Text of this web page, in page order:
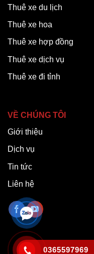
Thuê xe du lịch
Thuê xe hoa
Thuê xe hợp đồng
Thuê xe dịch vụ
Thuê xe đi tỉnh
VỀ CHÚNG TÔI
Giới thiệu
Dịch vụ
Tin tức
Liên hệ
0365597969